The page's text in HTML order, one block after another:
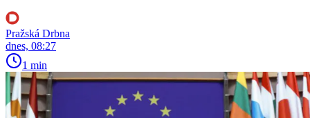
Pražská Drbna
dnes, 08:27
1 min